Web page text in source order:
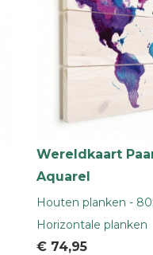
Wereldkaart
Aquarel
Houten planken -
Horizontale planken
€ 74,95